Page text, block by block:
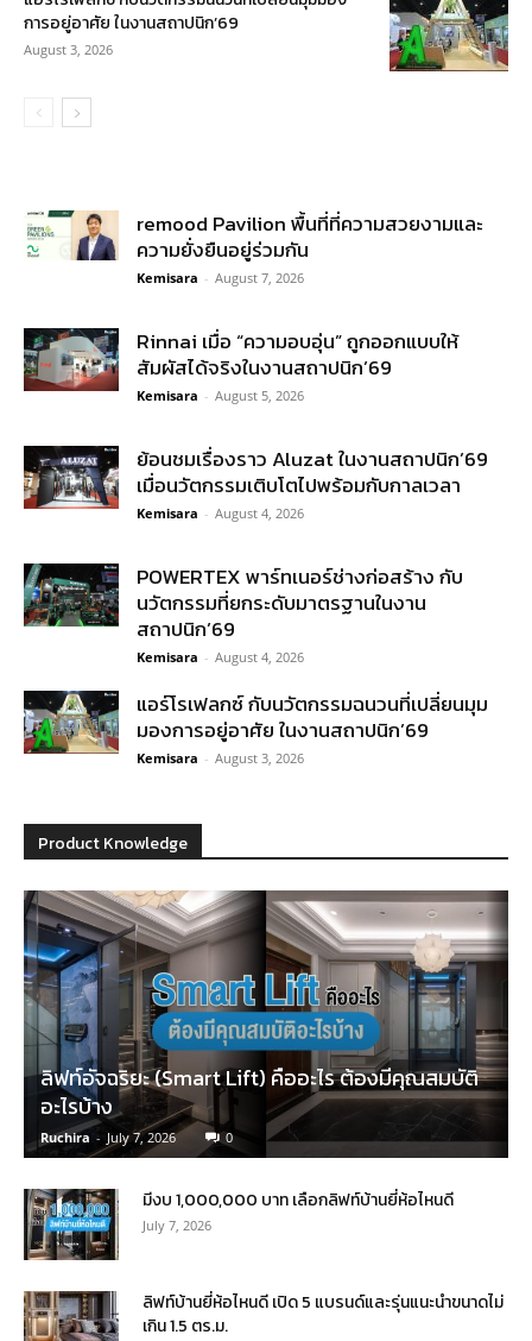
การอยู่อาศัย ในงานสถาปนิก’69
August 3, 2026
remood Pavilion พื้นที่ที่ความสวยงามและ
ความยั่งยืนอยู่ร่วมกัน
Kemisara - August 7, 2026
Rinnai เมื่อ “ความอบอุ่น” ถูกออกแบบให้
สัมผัสได้จริงในงานสถาปนิก’69
Kemisara - August 5, 2026
ย้อนชมเรื่องราว Aluzat ในงานสถาปนิก’69
เมื่อนวัตกรรมเติบโตไปพร้อมกับกาลเวลา
Kemisara - August 4, 2026
POWERTEX พาร์ทเนอร์ช่างก่อสร้าง กับ
นวัตกรรมที่ยกระดับมาตรฐานในงาน
สถาปนิก’69
Kemisara - August 4, 2026
แอร์โรเฟลกซ์ กับนวัตกรรมฉนวนที่เปลี่ยนมุม
มองการอยู่อาศัย ในงานสถาปนิก’69
Kemisara - August 3, 2026
Product Knowledge
ลิฟท์อัจฉริยะ (Smart Lift) คืออะไร ต้องมีคุณสมบัติ
อะไรบ้าง
Ruchira - July 7, 2026 0
มีงบ 1,000,000 บาท เลือกลิฟท์บ้านยี่ห้อไหนดี
July 7, 2026
ลิฟท์บ้านยี่ห้อไหนดี เปิด 5 แบรนด์และรุ่นแนะนำขนาดไม่
เกิน 1.5 ตร.ม.